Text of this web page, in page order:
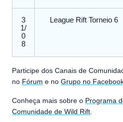
3
1/
0
8
League Rift Torneio 6
Participe dos Canais de
no Fórum e no Grupo no
Conheça mais sobre o Programa
Comunidade de Wild Rift